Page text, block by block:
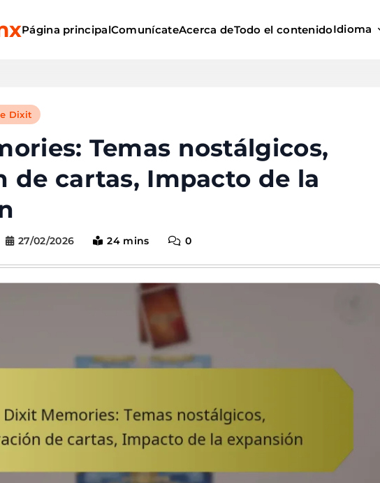
Página principalComunícateAcerca deTodo el contenidoIdioma
Dixit
Temas nostálgicos,
de cartas, Impacto de la
27/02/2026 24 mins 0